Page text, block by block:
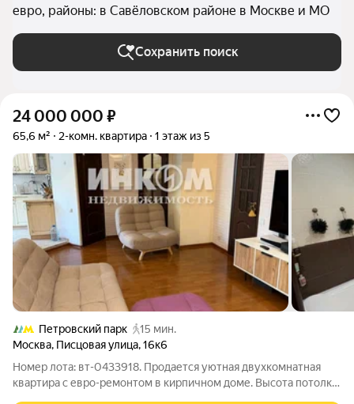
евро, районы: в Савёловском районе в Москве и МО
Сохранить поиск
24 000 000 ₽
65,6 м² 2-комн. квартира 1 этаж из 5
Петровский парк
15 мин.
Москва, Писцовая улица,16к6
Номер лота: вт-0433918. Продается уютная двухкомнатная
квартира с евро-ремонтом в кирпичном доме. Высота потолка